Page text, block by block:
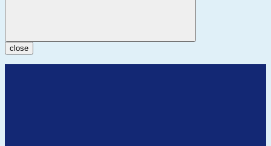
close